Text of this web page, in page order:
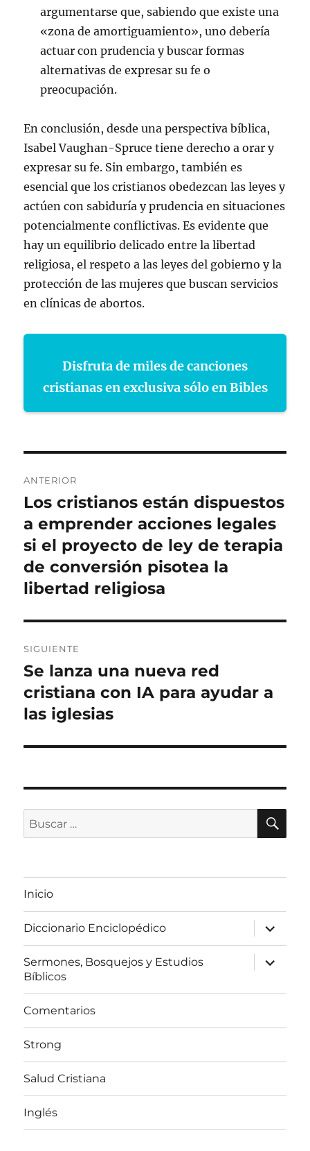
argumentarse que, sabiendo que existe una
«zona de amortiguamiento», uno debería
actuar con prudencia y buscar formas
alternativas de expresar su fe o
preocupación.
En conclusión, desde una perspectiva bíblica,
Isabel Vaughan-Spruce tiene derecho a orar y
expresar su fe. Sin embargo, también es
esencial que los cristianos obedezcan las leyes y
actúen con sabiduría y prudencia en situaciones
potencialmente conflictivas. Es evidente que
hay un equilibrio delicado entre la libertad
religiosa, el respeto a las leyes del gobierno y la
protección de las mujeres que buscan servicios
en clínicas de abortos.
Disfruta de miles de canciones
cristianas en exclusiva sólo en Bibles
de
entradas
ANTERIOR
Entrada
anterior:
Los cristianos están dispuestos
a emprender acciones legales
si el proyecto de ley de terapia
de conversión pisotea la
libertad religiosa
SIGUIENTE
Entrada
siguiente:
Se lanza una nueva red
cristiana con IA para ayudar a
las iglesias
Buscar
por:
Inicio
Diccionario Enciclopédico
expandir
el
menú
inferior
Sermones, Bosquejos y Estudios
Bíblicos
expandir
el
inferior
Comentarios
Strong
Salud Cristiana
Inglés